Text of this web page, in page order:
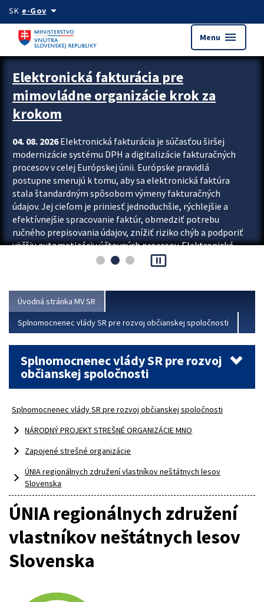
Preskocit na hlavný obsah
SK e-Govarrow_drop_down
Menu menu
Zastavit automatický posun upútavok
Elektronická fakturácia pre
mimovládne organizácie krok za
krokom
04. 08. 2026Elektronická fakturácia je súčasťou širšej
modernizácie systému DPH a digitalizácie fakturačných
procesov v celej Európskej únii. Európske pravidlá
postupne smerujú k tomu, aby sa elektronická faktúra
stala štandardným spôsobom výmeny fakturačných
údajov. Jej cieľom je priniesť jednoduchšie, rýchlejšie a
efektívnejšie spracovanie faktúr, obmedziť potrebu
ručného prepisovania údajov, znížiť riziko chýb a podporiť
väčšiu automatizáciu účtovných procesov. Elektronická
fakturácia preto nepredstavuje...
pause_presentation
Úvodná stránka MV SR
Splnomocnenec vlády SR pre rozvoj občianskej spoločnosti
Splnomocnenec vlády SR pre rozvoj
občianskej spoločnosti
Splnomocnenec vlády SR pre rozvoj občianskej spoločnosti
NÁRODNÝ PROJEKT STREŠNÉ ORGANIZÁCIE MNO
Zapojené strešné organizácie
ÚNIA regionálnych združení vlastníkov neštátnych lesov
Slovenska
ÚNIA regionálnych združení
vlastníkov neštátnych lesov
Slovenska